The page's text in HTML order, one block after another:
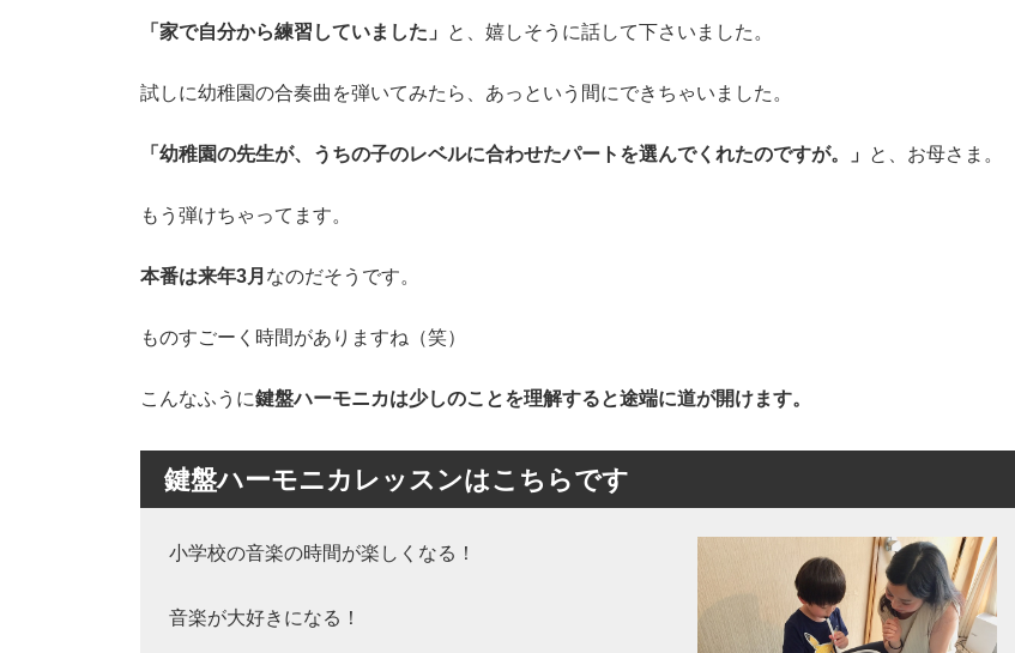
「家で自分から練習していました」 と、嬉しそうに話して下さいました。
試しに幼稚園の合奏曲を弾いてみたら、あっという間にできちゃいました。
「幼稚園の先生が、うちの子のレベルに合わせたパートを選んでくれたのですが。」 と、お母さま。
もう弾けちゃってます。
本番は来年3月 なのだそうです。
ものすごーく時間がありますね（笑）
こんなふうに鍵盤ハーモニカは少しのことを理解すると途端に道が開けます。
鍵盤ハーモニカレッスンはこちらです
小学校の音楽の時間が楽しくなる！
音楽が大好きになる！